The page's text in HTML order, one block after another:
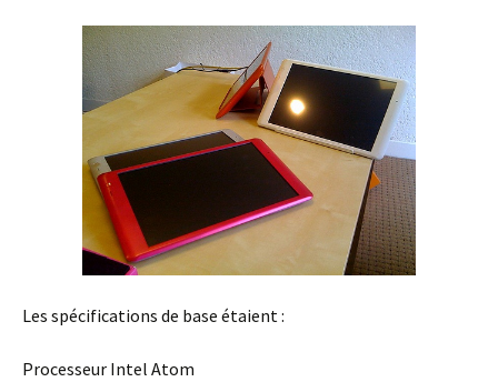
Les spécifications de base étaient :
Processeur Intel Atom